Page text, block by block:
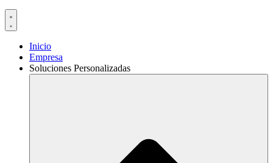
Inicio
Empresa
Soluciones Personalizadas